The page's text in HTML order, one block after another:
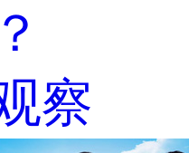
察